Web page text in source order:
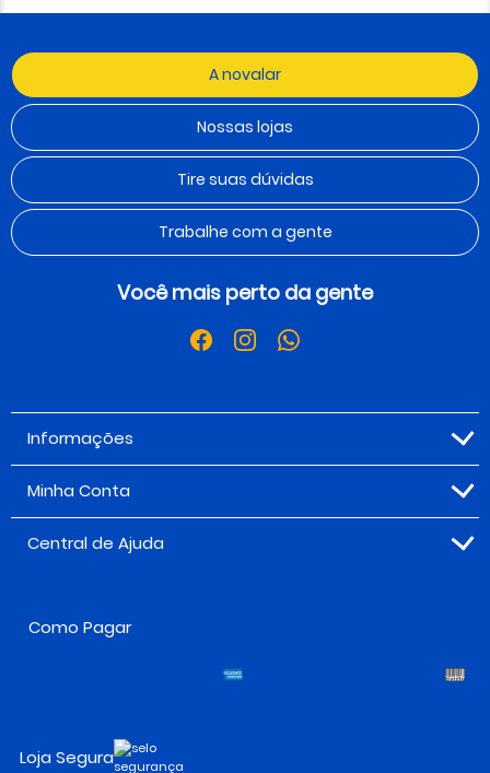
A novalar
Nossas lojas
Tire suas dúvidas
Trabalhe com a gente
Você mais perto da gente
Informações
Minha Conta
Central de Ajuda
Como Pagar
Loja Segura